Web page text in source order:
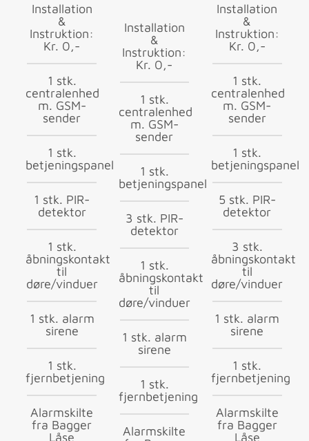
Installation
&
Instruktion:
Kr. 0,-
1 stk.
centralenhed
m. GSM-
sender
1 stk.
betjeningspanel
1 stk. PIR-
detektor
1 stk.
åbningskontakt
til
døre/vinduer
1 stk. alarm
sirene
1 stk.
fjernbetjening
Alarmskilte
fra Bagger
Låse
Installation
&
Instruktion:
Kr. 0,-
1 stk.
centralenhed
m. GSM-
sender
1 stk.
betjeningspanel
3 stk. PIR-
detektor
1 stk.
åbningskontakt
til
døre/vinduer
1 stk. alarm
sirene
1 stk.
fjernbetjening
Alarmskilte
Installation
&
Instruktion:
Kr. 0,-
1 stk.
centralenhed
m. GSM-
sender
1 stk.
betjeningspanel
5 stk. PIR-
detektor
3 stk.
åbningskontakt
til
døre/vinduer
1 stk. alarm
sirene
1 stk.
fjernbetjening
Alarmskilte
fra Bagger
Låse